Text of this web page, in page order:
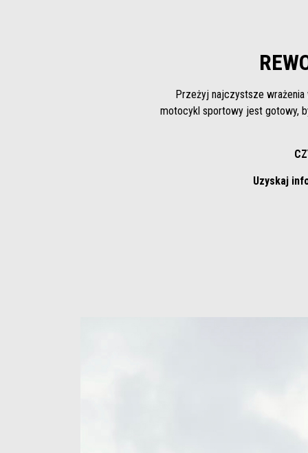
Przeżyj najczystsze
motocykl sportowy jest gotowy,
Uzyskaj